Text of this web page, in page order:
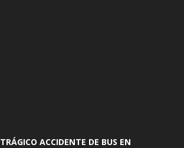
TRÁGICO ACCIDENTE DE BUS EN